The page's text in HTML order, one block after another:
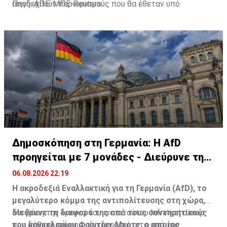
αποδεχθούν περιορισμούς που θα έθεταν υπό
σημαντικότερες θαλάσσιες ενεργειακές αρτηρίες
παγκοσμίως.
Πηγή: ΑΠΕ-ΜΠΕ-Reuters
Δημοσκόπηση στη Γερμανία: Η AfD
προηγείται με 7 μονάδες - Διεύρυνε τη
διαφορά
06.08.2026 22:19
Η ακροδεξιά Εναλλακτική για τη Γερμανία (AfD), το
μεγαλύτερο κόμμα της αντιπολίτευσης στη χώρα,
διεύρυνε τη διαφορά της από τους συντηρητικούς
του καγκελαρίου Φρίντριχ Μερτς, ο οποίος
Με βάση την έρευνα του ινστιτούτου Infratest dimap
που δόθηκε σήμερα στη δημοσιότητα από τον